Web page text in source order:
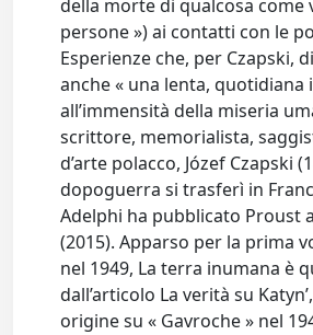
della morte di qualcosa come
persone ») ai contatti con le
Esperienze che, per Czapski,
anche « una lenta, quotidiana
all’immensità della miseria
scrittore, memorialista,
d’arte polacco, Józef Czapski
dopoguerra si trasferì in
Adelphi ha pubblicato Proust
(2015). Apparso per la prima
nel 1949, La terra inumana è
dall’articolo La verità su
origine su « Gavroche » nel